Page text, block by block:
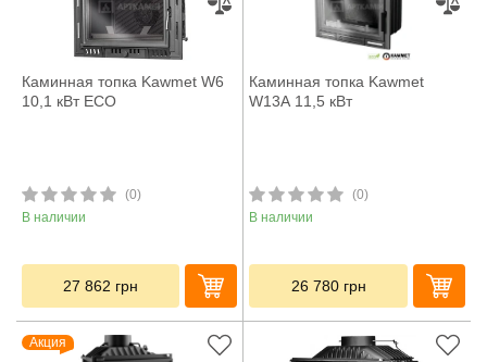
Каминная топка Kawmet W6
10,1 кВт ECO
(0)
В наличии
27 862 грн
Каминная топка Kawmet
W13A 11,5 кВт
(0)
В наличии
26 780 грн
Акция